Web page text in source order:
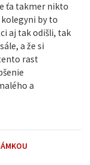
ťa takmer nikto
kolegyni by to
aj tak odišli, tak
a že si
rast
a